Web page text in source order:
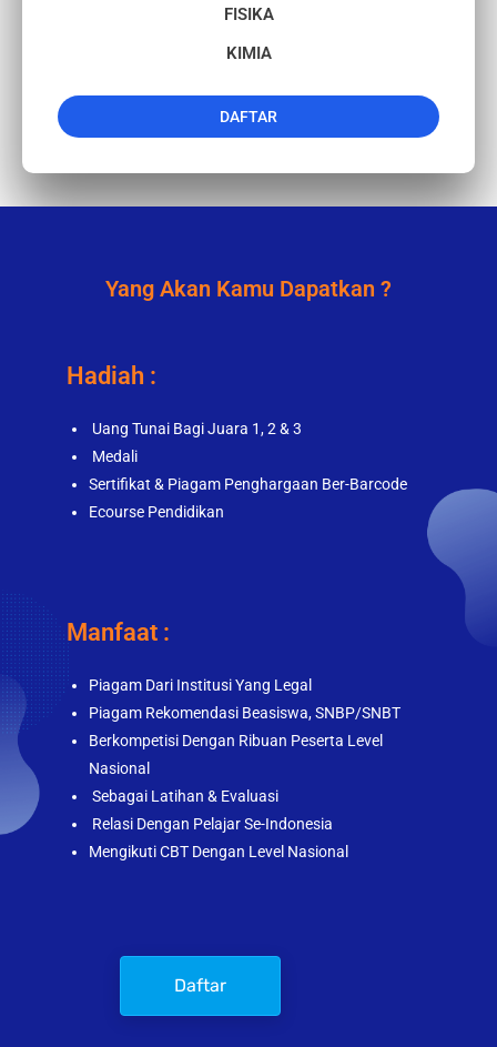
FISIKA
KIMIA
DAFTAR
Yang Akan Kamu Dapatkan ?
Hadiah :
Uang Tunai Bagi Juara 1, 2 & 3
Medali
Sertifikat & Piagam Penghargaan Ber-Barcode
Ecourse Pendidikan
Manfaat :
Piagam Dari Institusi Yang Legal
Piagam Rekomendasi Beasiswa, SNBP/SNBT
Berkompetisi Dengan Ribuan Peserta Level
Nasional
Sebagai Latihan & Evaluasi
Relasi Dengan Pelajar Se-Indonesia
Mengikuti CBT Dengan Level Nasional
Daftar